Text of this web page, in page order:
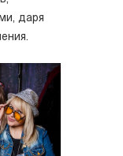
даря